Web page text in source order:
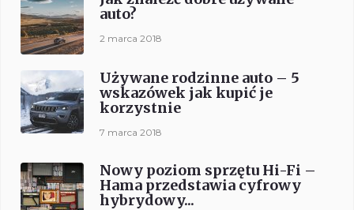
auto?
2 marca 2018
Używane rodzinne auto – 5
wskazówek jak kupić je
korzystnie
7 marca 2018
Nowy poziom sprzętu Hi-Fi –
Hama przedstawia cyfrowy
hybrydowy...